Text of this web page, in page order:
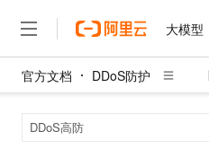
大模型
官方文档 DDoS防护
DDoS高防
大模型
产品
解决方案
权益
定价
云市场
伙伴
服务
了解阿里云